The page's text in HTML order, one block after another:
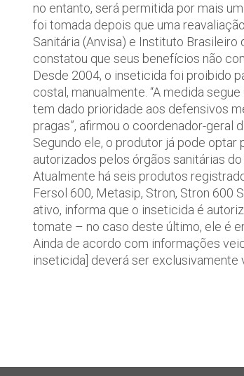
no entanto, será permitida por mais
foi tomada depois que uma
Sanitária (Anvisa) e Instituto
constatou que seus benefícios não
Desde 2004, o inseticida foi proibido
costal, manualmente. “A medida
tem dado prioridade aos defensivos
pragas”, afirmou o coordenador-geral
Segundo ele, o produtor já pode
autorizados pelos órgãos sanitárias do
Atualmente há seis produtos
Fersol 600, Metasip, Stron, Stron 600
ativo, informa que o inseticida é
tomate – no caso deste último, ele é
Ainda de acordo com informações
inseticida] deverá ser exclusivamente